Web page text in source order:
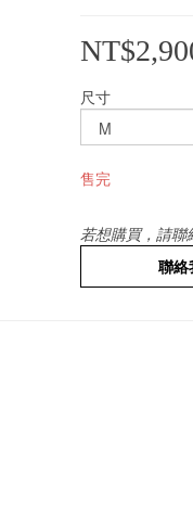
尺寸
售完
若想購買，請聯
聯絡